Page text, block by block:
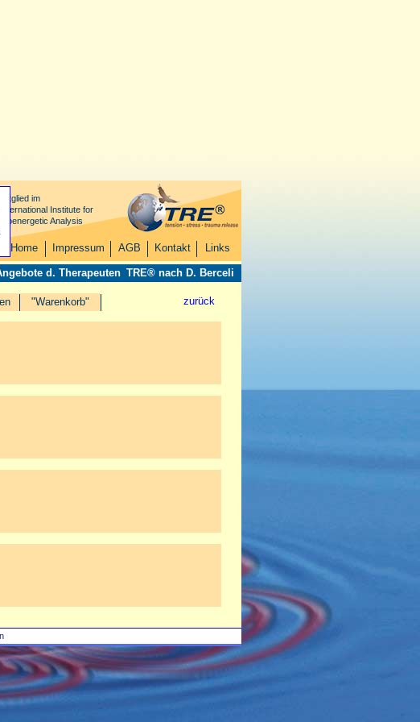
Mitglied im
International Institute for
Bioenergetic Analysis
Home Impressum AGB Kontakt Links
d. Therapeuten TRE® nach D. Berceli
zurück
"Warenkorb"